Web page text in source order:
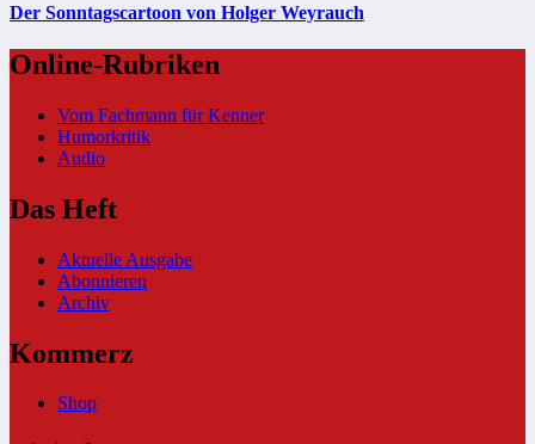
Der Sonntagscartoon von Holger Weyrauch
Online-Rubriken
Vom Fachmann für Kenner
Humorkritik
Audio
Das Heft
Aktuelle Ausgabe
Abonnieren
Archiv
Kommerz
Shop